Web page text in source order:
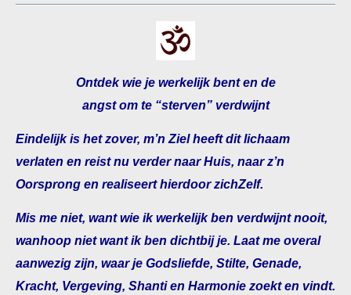
Ontdek wie je werkelijk bent en de
angst om te “sterven” verdwijnt
Eindelijk is het zover, m’n Ziel heeft dit lichaam
verlaten en reist nu verder naar Huis, naar z’n
Oorsprong en realiseert hierdoor zichZelf.
Mis me niet, want wie ik werkelijk ben verdwijnt nooit,
wanhoop niet want ik ben dichtbij je. Laat me overal
aanwezig zijn, waar je Godsliefde, Stilte, Genade,
Kracht, Vergeving, Shanti en Harmonie zoekt en vindt.